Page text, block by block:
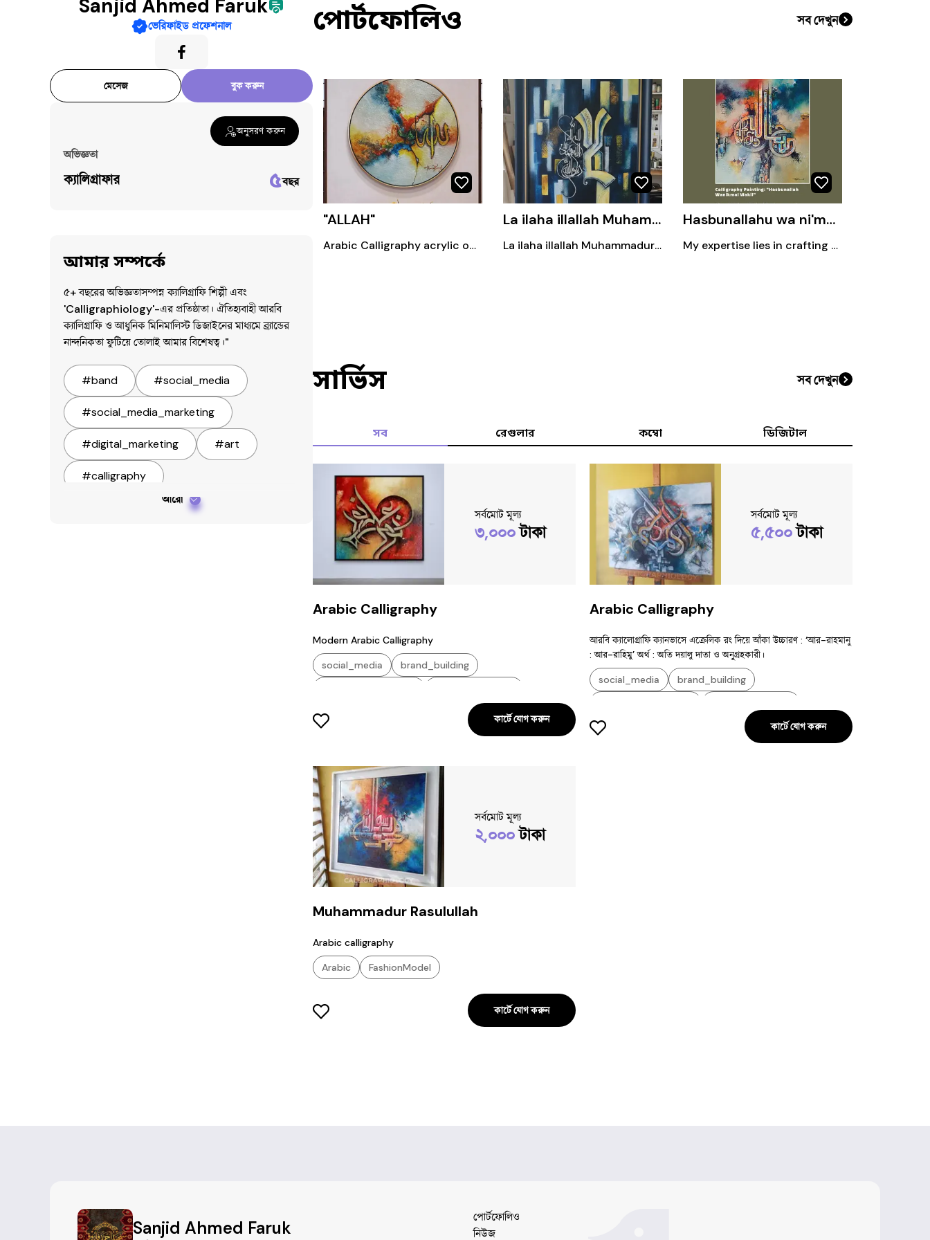
Muhammadur Rasulullah৳ 2,000
Sanjid Ahmed Faruk
ভেরিফাইড প্রফেশনাল
মেসেজ বুক করুন
অনুসরণ করুন
অভিজ্ঞতা
ক্যালিগ্রাফার ৫বছর
আমার সম্পর্কে
৫+ বছরের অভিজ্ঞতাসম্পন্ন ক্যালিগ্রাফি শিল্পী এবং
'Calligraphiology'-এর প্রতিষ্ঠাতা। ঐতিহ্যবাহী আরবি
ক্যালিগ্রাফি ও আধুনিক মিনিমালিস্ট ডিজাইনের মাধ্যমে ব্র্যান্ডের
নান্দনিকতা ফুটিয়ে তোলাই আমার বিশেষত্ব।"
#band #social_media
#social_media_marketing
#digital_marketing #art
#calligraphy
Arabic_calligraphy
আরো
পোর্টফোলিও সব দেখুন
"ALLAH"
Arabic Calligraphy acrylic on canvas
La ilaha illallah Muhammadur Rasulullah (لَا إِلَٰهَ إِلَّا ٱللَّٰهُ مُحَمَّدٌ رَسُولُ ٱللَّٰهِ)
La ilaha illallah Muhammadur Rasulullah (لَا إِلَٰهَ إِلَّا ٱللَّٰهُ مُحَمَّدٌ رَسُولُ ٱللَّٰهِ) is the first pillar of Islam (Shahada), translating to "There is no deity but Allah, and Muhammad is the messenger of Allah". This core declaration signifies absolute monotheism, declaring that none is worthy of worship except God and accepting the finality of Prophet Muhammad's prophethood.
Hasbunallahu wa ni'mal wakeel (حَسْبُنَا ٱللَّٰهُ وَنِعْمَ ٱلْوَكِيلُ)
My expertise lies in crafting compelling content and executing strategic campaigns that drive engagement and growth. My role encompasses:
সার্ভিস সব দেখুন
সব রেগুলার কম্বো ডিজিটাল
সর্বমোট মূল্য
৩,০০০টাকা
Arabic Calligraphy
Modern Arabic Calligraphy
social_media
brand_building
social_media_marketing
কার্টে যোগ করুন
সর্বমোট মূল্য
৫,৫০০টাকা
Arabic Calligraphy
আরবি ক্যালোগ্রাফি ক্যানভাসে এক্রেলিক রং দিয়ে আঁকা উচ্চারণ : ‘আর-রাহমানু
: আর-রাহিমু’ অর্থ : অতি দয়ালু দাতা ও অনুগ্রহকারী।
social_media
brand_building
social_media_marketing
#art #calligraphy
কার্টে যোগ করুন
সর্বমোট মূল্য
২,০০০টাকা
Muhammadur Rasulullah
Arabic calligraphy
Arabic
FashionModel
কার্টে যোগ করুন
Sanjid Ahmed Faruk
পোর্টফোলিও
নিউজ